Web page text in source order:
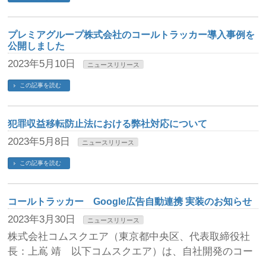
プレミアグループ株式会社のコールトラッカー導入事例を
公開しました
2023年5月10日 ニュースリリース
この記事を読む
犯罪収益移転防止法における弊社対応について
2023年5月8日 ニュースリリース
この記事を読む
コールトラッカー Google広告自動連携 実装のお知らせ
2023年3月30日 ニュースリリース
株式会社コムスクエア（東京都中央区、代表取締役社
長：上嶌 靖 以下コムスクエア）は、自社開発のコー